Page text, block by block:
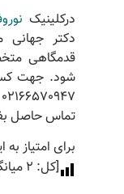
درکلینیک
دکتر
قدمگاهی
02166570947 یا شماره واتس آپ
تماس حاصل
برای امتیاز
[کل:2